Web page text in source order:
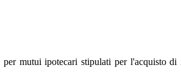
mutui ipotecari stipulati per l'acquisto